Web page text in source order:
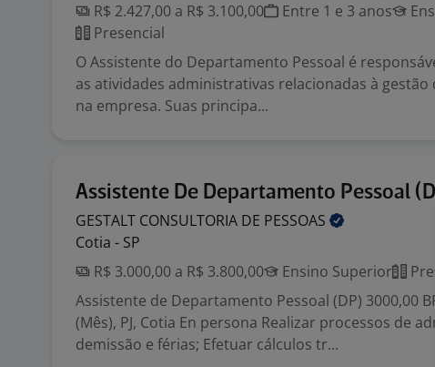
R$ 2.427,00 a R$ 3.100,00
Entre 1 e 3 anos
Presencial
O Assistente do Departamento Pessoal é
as atividades administrativas relacionadas à gestão
na empresa. Suas principa...
Assistente De Departamento Pessoal
GESTALT CONSULTORIA DE PESSOAS
Cotia - SP
R$ 3.000,00 a R$ 3.800,00
Ensino Superior
Assistente de Departamento Pessoal (DP) 3000,00
(Mês), PJ, Cotia En persona Realizar processos de
demissão e férias; Efetuar cálculos tr...